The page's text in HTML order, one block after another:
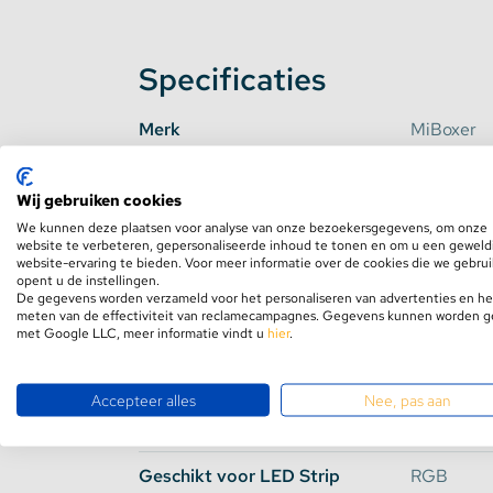
overlopen. Dit is zeer handig met het gebruik
verlichtingsprogramma's die in de led strip
De nieuwe slimline ledstrip controllers
hoge PWM frequentie van 8KHz en op de
- FUT089 / FUT089-B / FUT088 /
Geschikt voor MiBoxer Wandpanelen:
- B8 / B4 / B4-B / T4 / B3 / B3-B / B0
Specificaties
Merk MiBoxer
Werkt met* MiBoxer
Protocol 2.4 GHz
Input Voltage DC 12
144 Watt
Geschikt voor LED Strip RGB
Wij gebruiken cookies
We kunnen deze plaatsen voor analyse van onze bezoekersgegevens, om onze
website te verbeteren, gepersonaliseerde inhoud te tonen en om u een
website-ervaring te bieden. Voor meer informatie over de cookies die we
opent u de instellingen.
De gegevens worden verzameld voor het personaliseren van advertenties en
meten van de effectiviteit van reclamecampagnes. Gegevens kunnen worden
met Google LLC, meer informatie vindt u hier.
Accepteer alles Nee, pas aan